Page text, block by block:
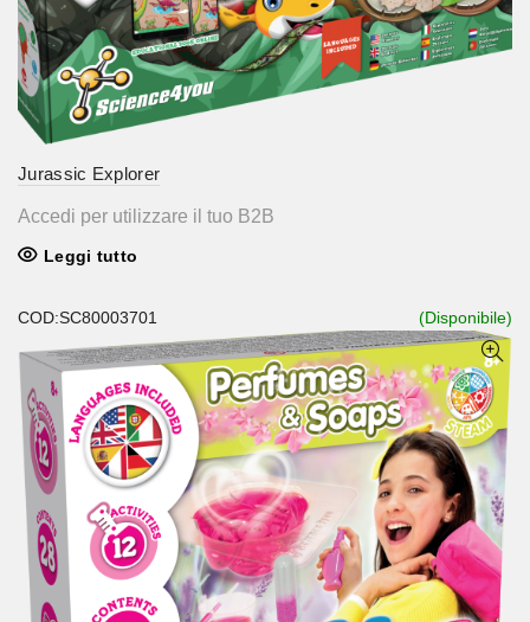
Jurassic Explorer
Accedi per utilizzare il tuo B2B
Leggi tutto
COD:SC80003701 (Disponibile)